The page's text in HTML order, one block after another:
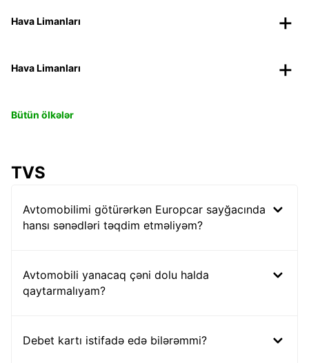
Hava Limanları
Hava Limanları
Bütün ölkələr
TVS
Avtomobilimi götürərkən Europcar sayğacında
hansı sənədləri təqdim etməliyəm?
Avtomobili yanacaq çəni dolu halda
qaytarmalıyam?
Debet kartı istifadə edə bilərəmmi?